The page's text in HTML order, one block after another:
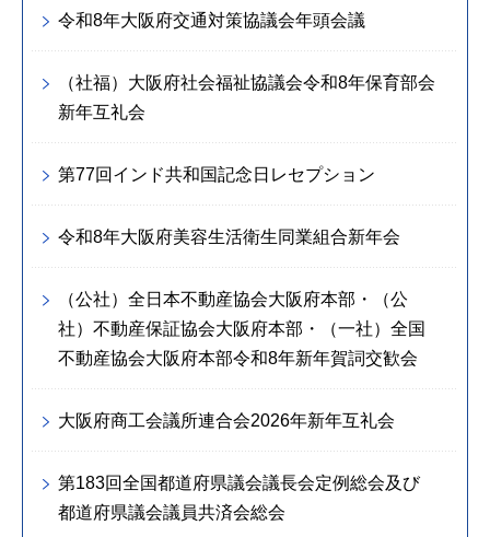
令和8年大阪府交通対策協議会年頭会議
（社福）大阪府社会福祉協議会令和8年保育部会
新年互礼会
第77回インド共和国記念日レセプション
令和8年大阪府美容生活衛生同業組合新年会
（公社）全日本不動産協会大阪府本部・（公
社）不動産保証協会大阪府本部・（一社）全国
不動産協会大阪府本部令和8年新年賀詞交歓会
大阪府商工会議所連合会2026年新年互礼会
第183回全国都道府県議会議長会定例総会及び
都道府県議会議員共済会総会